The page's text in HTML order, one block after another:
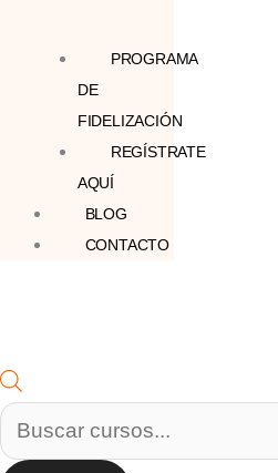
PROGRAMA
DE
FIDELIZACIÓN
REGÍSTRATE
AQUÍ
BLOG
CONTACTO